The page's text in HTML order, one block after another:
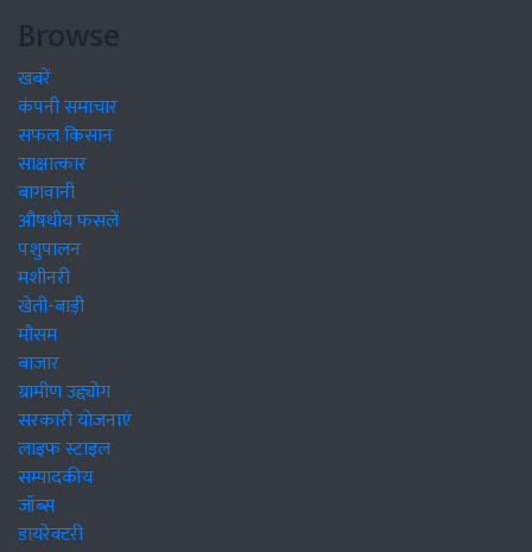
Browse
खबरें
कंपनी समाचार
सफल किसान
साक्षात्कार
बागवानी
औषधीय फसलें
पशुपालन
मशीनरी
खेती-बाड़ी
मौसम
बाजार
ग्रामीण उद्द्योग
सरकारी योजनाएं
लाइफ स्टाइल
सम्पादकीय
जॉब्स
डायरेक्टरी